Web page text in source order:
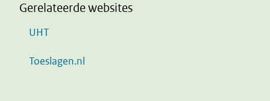
Gerelateerde websites
UHT
Toeslagen.nl